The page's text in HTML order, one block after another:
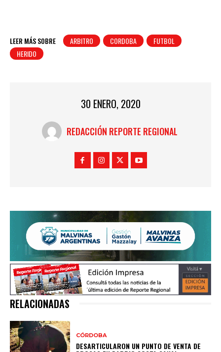
LEER MÁS SOBRE ARBITRO CORDOBA
FUTBOL
HERIDO
30 ENERO, 2020
REDACCIÓN REPORTE REGIONAL
RELACIONADAS
CÓRDOBA
DESARTICULARON UN PUNTO DE VENTA DE